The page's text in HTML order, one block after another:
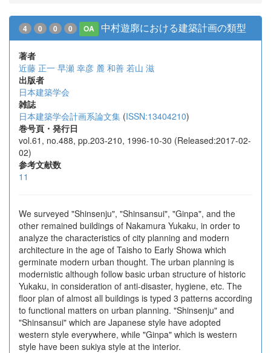
4 0 0 0 OA 中村遊廓における建築計画の類型
著者
近藤 正一 早瀬 幸彦 麓 和善 若山 滋
出版者
日本建築学会
雑誌
日本建築学会計画系論文集 (ISSN:13404210)
巻号頁・発行日
vol.61, no.488, pp.203-210, 1996-10-30 (Released:2017-02-
02)
参考文献数
11
We surveyed "Shinsenju", "Shinsansui", "Ginpa", and the
other remained buildings of Nakamura Yukaku, in order to
analyze the characteristics of city planning and modern
architecture in the age of Taisho to Early Showa which
germinate modern urban thought. The urban planning is
modernistic although follow basic urban structure of historic
Yukaku, in consideration of anti-disaster, hygiene, etc. The
floor plan of almost all buildings is typed 3 patterns according
to functional matters on urban planning. "Shinsenju" and
"Shinsansui" which are Japanese style have adopted
western style everywhere, while "Ginpa" which is western
style have been sukiya style at the interior.